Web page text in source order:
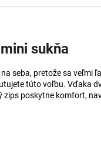
sukňa
seba, pretože sa veľmi
túto voľbu. Vďaka
poskytne komfort,